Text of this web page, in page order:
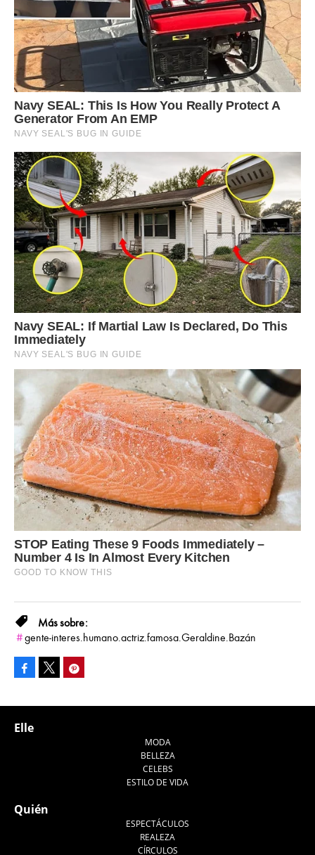
gente-interes.humano.actriz.famosa.Geraldine.Bazán
Facebook
Elle
MODA
BELLEZA
CELEBS
ESTILO DE VIDA
Quién
ESPECTÁCULOS
REALEZA
CÍRCULOS